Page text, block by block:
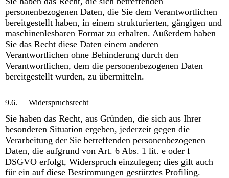
personenbezogenen Daten, die Sie dem Verantwortlichen
bereitgestellt haben, in einem strukturierten, gängigen und
maschinenlesbaren Format zu erhalten. Außerdem haben
Sie das Recht diese Daten einem anderen
Verantwortlichen ohne Behinderung durch den
Verantwortlichen, dem die personenbezogenen Daten
bereitgestellt wurden, zu übermitteln.
9.6. Widerspruchsrecht
Sie haben das Recht, aus Gründen, die sich aus Ihrer
besonderen Situation ergeben, jederzeit gegen die
Verarbeitung der Sie betreffenden personenbezogenen
Daten, die aufgrund von Art. 6 Abs. 1 lit. e oder f
DSGVO erfolgt, Widerspruch einzulegen; dies gilt auch
für ein auf diese Bestimmungen gestütztes Profiling.